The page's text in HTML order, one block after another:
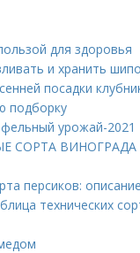
для здоровья
и хранить
посадки
подборку
урожай-2021
СОРТА ВИНОГРАДА
персиков:
технических